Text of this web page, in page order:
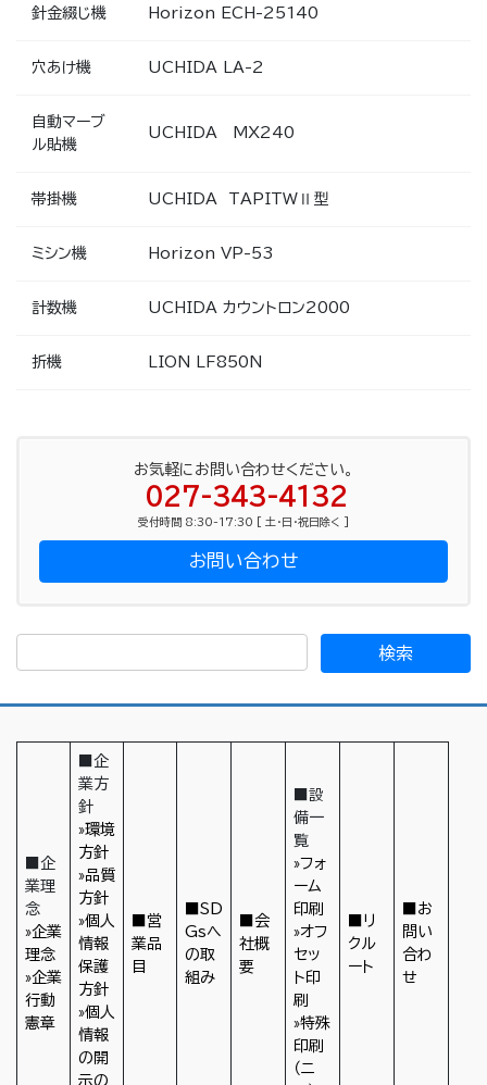
針金綴じ機 Horizon ECH-25140
穴あけ機 UCHIDA LA-2
自動マーブ
ル貼機
UCHIDA MX240
帯掛機 UCHIDA TAPITWⅡ型
ミシン機 Horizon VP-53
計数機 UCHIDA カウントロン2000
折機 LION LF850N
お気軽にお問い合わせください。
027-343-4132
受付時間 8:30-17:30 [ 土・日・祝日除く ]
お問い合わせ
■企
業理
念
»企業
理念
»企業
行動
憲章
■企
業方
針
»環境
方針
»品質
方針
»個人
情報
保護
方針
»個人
情報
の開
示の
■営
業品
目
■SD
Gsへ
の取
組み
■会
社概
要
■設
備一
覧
»フォ
ーム
印刷
»オフ
セッ
ト印
刷
»特殊
印刷
（ニ
■リ
クル
ート
■お
問い
合わ
せ